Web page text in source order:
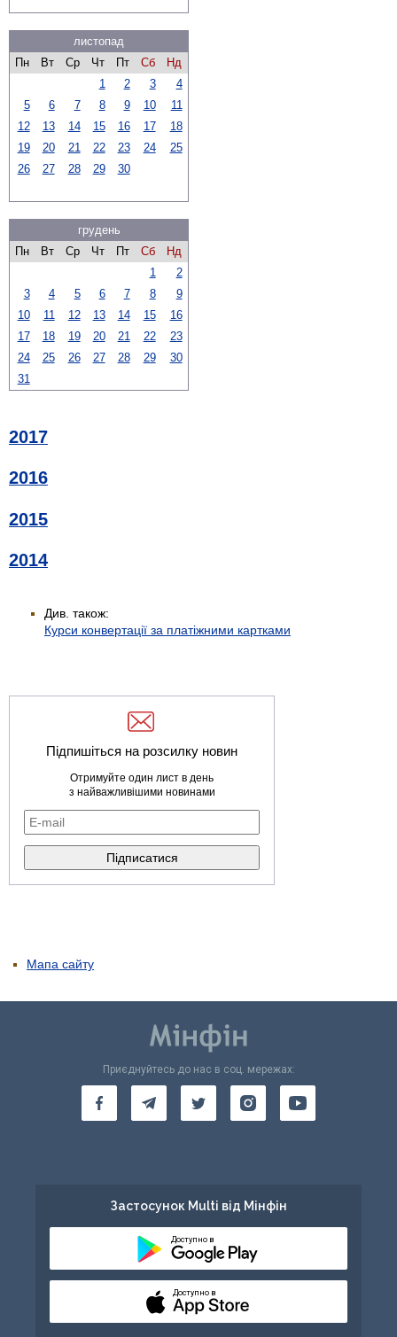
листопад
Пн
Вт Ср Чт Пт Сб
Нд
1
2 3
4
5
6 7 8 9 10
11
12
13 14 15 16 17
18
19
20 21 22 23 24
25
26
27 28 29 30
грудень
Пн
Вт Ср Чт Пт Сб
Нд
1
2
3
4 5 6 7 8
9
10
11 12 13 14 15
16
17
18 19 20 21 22
23
24
25 26 27 28 29
30
31
2017
2016
2015
2014
Див. також:
Курси конвертації за платіжними картками
Підпишіться на розсилку новин
Отримуйте один лист в день
з найважливішими новинами
Мапа сайту
Приєднуйтесь до нас в соц. мережах:
Застосунок Multi від Мінфін
Доступно в
Доступно в